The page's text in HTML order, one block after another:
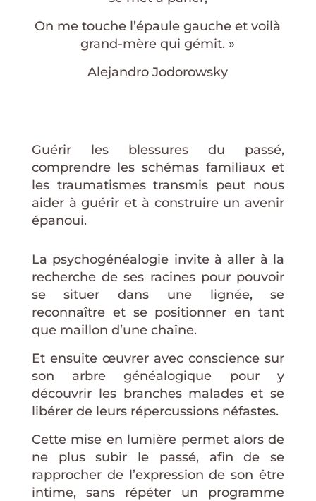
On me touche l’épaule gauche et voilà
grand-mère qui gémit. »
Alejandro Jodorowsky
Guérir les blessures du passé,
comprendre les schémas familiaux et
les traumatismes transmis peut nous
aider à guérir et à construire un avenir
épanoui.
La psychogénéalogie invite à aller à la
recherche de ses racines pour pouvoir
se situer dans une lignée, se
reconnaître et se positionner en tant
que maillon d’une chaîne.
Et ensuite œuvrer avec conscience sur
son arbre généalogique pour y
découvrir les branches malades et se
libérer de leurs répercussions néfastes.
Cette mise en lumière permet alors de
ne plus subir le passé, afin de se
rapprocher de l’expression de son être
intime, sans répéter un programme